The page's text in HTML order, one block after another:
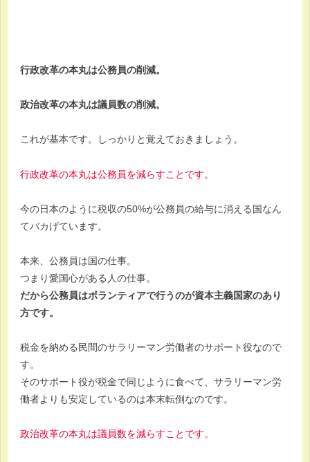
行政改革の本丸は公務員の削減。
政治改革の本丸は議員数の削減。
これが基本です。しっかりと覚えておきましょう。
行政改革の本丸は公務員を減らすことです。
今の日本のように税収の50%が公務員の給与に消える国なん
てバカげています。
本来、公務員は国の仕事。
つまり愛国心がある人の仕事。
だから公務員はボランティアで行うのが資本主義国家のあり
方です。
税金を納める民間のサラリーマン労働者のサポート役なので
す。
そのサポート役が税金で同じように食べて、サラリーマン労
働者よりも安定しているのは本末転倒なのです。
政治改革の本丸は議員数を減らすことです。